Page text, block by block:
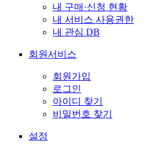
내 구매·신청 현황
내 서비스 사용권한
내 관심 DB
회원서비스
회원가입
로그인
아이디 찾기
비밀번호 찾기
설정